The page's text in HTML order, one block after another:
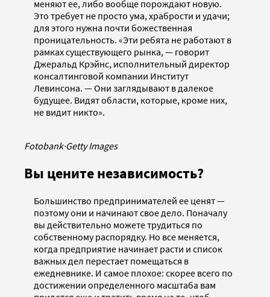
меняют ее, либо вообще порождают новую.
Это требует не просто ума, храбрости и удачи;
для этого нужна почти божественная
проницательность. «Эти ребята не работают в
рамках существующего рынка, — говорит
Джеральд Крэйнс, исполнительный директор
консалтинговой компании Институт
Левинсона. — Они заглядывают в далекое
будущее. Видят области, которые, кроме них,
не видит никто».
Fotobank·Getty Images
Вы цените независимость?
Большинство предпринимателей ее ценят —
поэтому они и начинают свое дело. Поначалу
вы действительно можете трудиться по
собственному распорядку. Но все меняется,
когда предприятие начинает расти и список
важных дел перестает помещаться в
ежедневнике. И самое плохое: скорее всего по
достижении определенного масштаба вам